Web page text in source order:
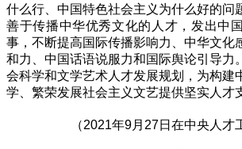
什么行、中国特色社会主义为什么好的问
善于传播中华优秀文化的人才，发出中
事，不断提高国际传播影响力、中华文化
和力、中国话语说服力和国际舆论引导力
会科学和文学艺术人才发展规划，为构建
学、繁荣发展社会主义文艺提供坚实人才
（2021年9月27日在中央人才